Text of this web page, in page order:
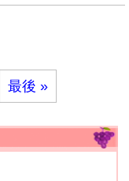
最後 »